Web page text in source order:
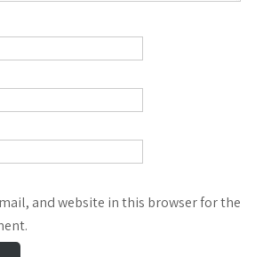
and website in this browser for the